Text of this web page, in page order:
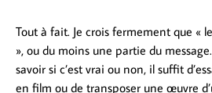
Tout à fait. Je crois fermement que «
», ou du moins une partie du
savoir si c’est vrai ou non, il suffit
en film ou de transposer une œuvre